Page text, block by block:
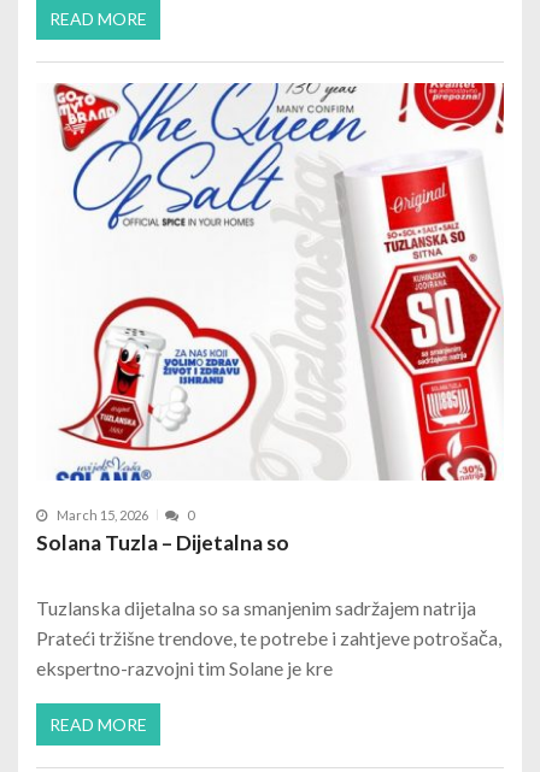
READ MORE
March 15, 2026 0
Solana Tuzla – Dijetalna so
Tuzlanska dijetalna so sa smanjenim sadržajem natrija
Prateći tržišne trendove, te potrebe i zahtjeve potrošača,
ekspertno-razvojni tim Solane je kre
READ MORE